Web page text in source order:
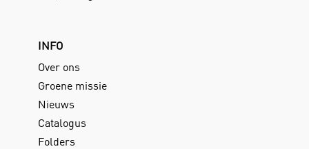
INFO
Over ons
Groene missie
Nieuws
Catalogus
Folders